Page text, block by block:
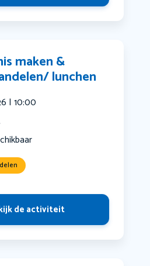
maken &
lunchen
| 10:00
de activiteit